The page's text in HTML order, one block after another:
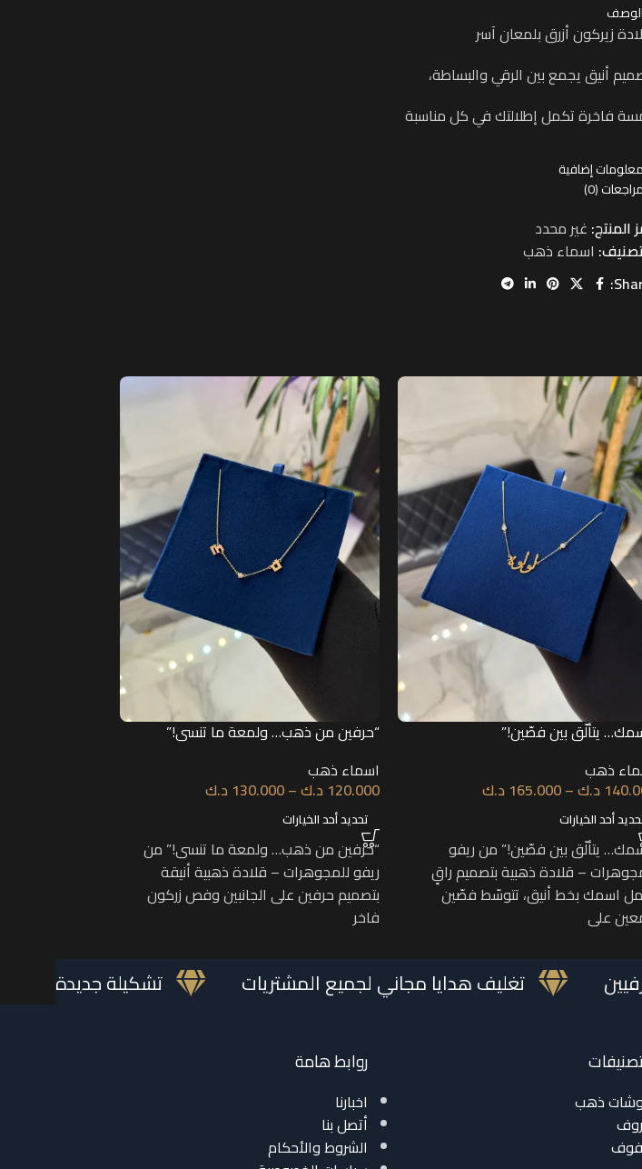
زيركون أزرق بلمعان آسر
أنيق يجمع بين الرقي والبساطة،
فاخرة تكمل إطلالتك في كل مناسبة
إضافية
(0)
المنتج: غير محدد
اسماء ذهب
يتألّق بين فصّين!”
ذهب
د.ك–
165.000 د.ك
أحد الخيارات
يتألّق بين فصّين!” من ريفو
– قلادة ذهبية بتصميم راقٍ
اسمك بخط أنيق، تتوسّط فصّين
على
“حرفين من ذهب… ولمعة ما تنسى!”
اسماء ذهب
120.000 د.ك–
130.000 د.ك
تحديد أحد الخيارات
“حرفين من ذهب… ولمعة ما تنسى!” من
ريفو للمجوهرات – قلادة ذهبية أنيقة
بتصميم حرفين على الجانبين وفص زركون
فاخر
تغليف هدايا مجاني لجميع المشتريات تشكيلة جديدة
ذهب
روابط هامة
اخبارنا
أتصل بنا
الشروط والأحكام